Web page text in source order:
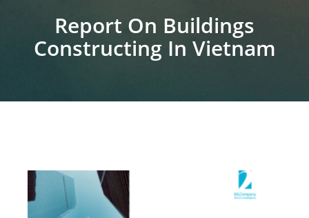
Report On Buildings
Constructing In Vietnam